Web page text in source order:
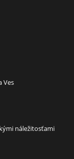
Ves
náležitosťami